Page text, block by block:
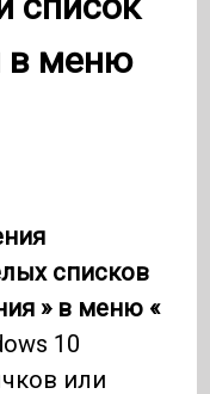
в меню
списков
» в меню «
10
или